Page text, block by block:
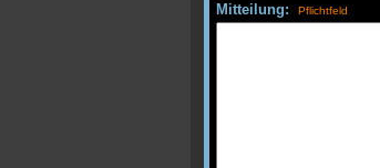
Mitteilung: